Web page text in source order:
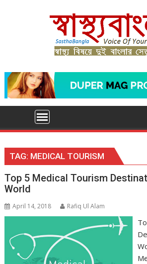
TAG: MEDICAL TOURISM
Top 5 Medical Tourism
World
April 14, 2018 Rafiq Ul Alam